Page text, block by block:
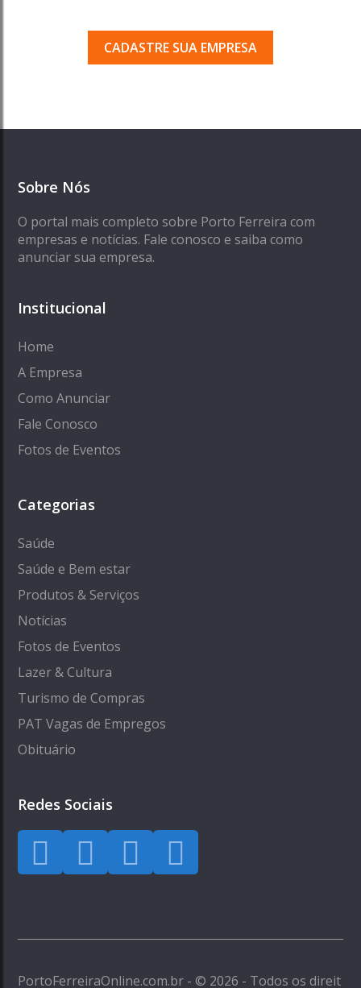
CADASTRE SUA EMPRESA
Sobre Nós
O portal mais completo sobre Porto Ferreira com
empresas e notícias. Fale conosco e saiba como
anunciar sua empresa.
Institucional
Home
A Empresa
Como Anunciar
Fale Conosco
Fotos de Eventos
Categorias
Saúde
Saúde e Bem estar
Produtos & Serviços
Notícias
Fotos de Eventos
Lazer & Cultura
Turismo de Compras
PAT Vagas de Empregos
Obituário
Redes Sociais
PortoFerreiraOnline.com.br - © 2026 - Todos os direit